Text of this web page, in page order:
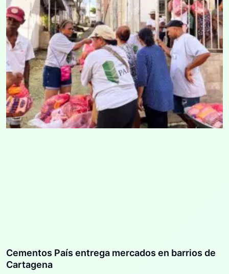
Cementos País entrega mercados en barrios de
Cartagena